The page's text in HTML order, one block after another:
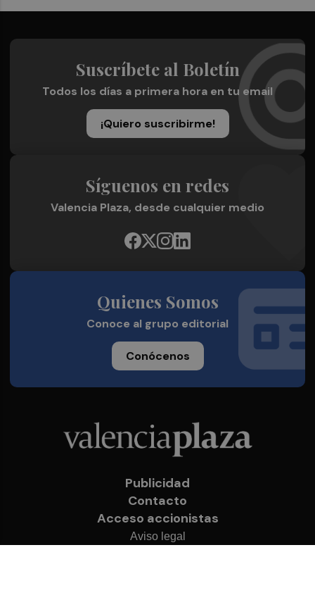
Suscríbete al Boletín
Todos los días a primera hora en tu email
¡Quiero suscribirme!
Síguenos en redes
Valencia Plaza, desde cualquier medio
Quienes Somos
Conoce al grupo editorial
Conócenos
Publicidad
Contacto
Acceso accionistas
Aviso legal